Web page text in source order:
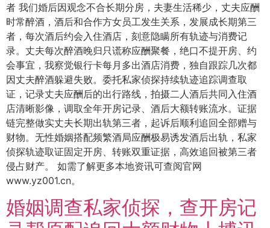
者 我们婚后因观念不合长期分房，夫妻生活稀少，丈夫应酬
时常醉酒，酒后和合作方女员工发生关系，发展成长期第三
者，每次酒后约会入住酒店，刻意隐瞒所有轨迹与消费记
录。丈夫每次醉酒晚归只谎称应酬聚餐，绝口不提开房、约
会事宜，我察觉银行卡每月多出酒店消费，独自跟踪几次都
因丈夫醉酒躲避失败。委托私家侦探持续轨迹追踪调查取
证，记录丈夫应酬后的出行路线，拍摄二人酒后共同入住酒
店清晰影像，调取全年开房记录、酒后大额转账流水。证据
链完整做实丈夫长期出轨第三者，起诉后顺利追回全部赠与
财物。无性婚姻搭配频繁酒局应酬极易诱发酒后出轨，私家
侦探轨迹取证固定开房、转账双重证据，高效追回被第三者
侵占财产。 如需了解更多本地资讯可查阅官网
www.yz001.cn。
婚姻调查私家侦探，查开房记